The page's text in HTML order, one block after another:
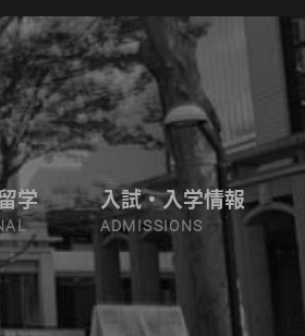
学 入試・入学情報
ADMISSIONS